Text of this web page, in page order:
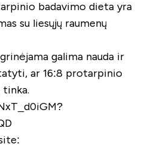
badavimo dieta yra
su liesųjų raumenų
galima nauda ir
ar 16:8 protarpinio
tinka.